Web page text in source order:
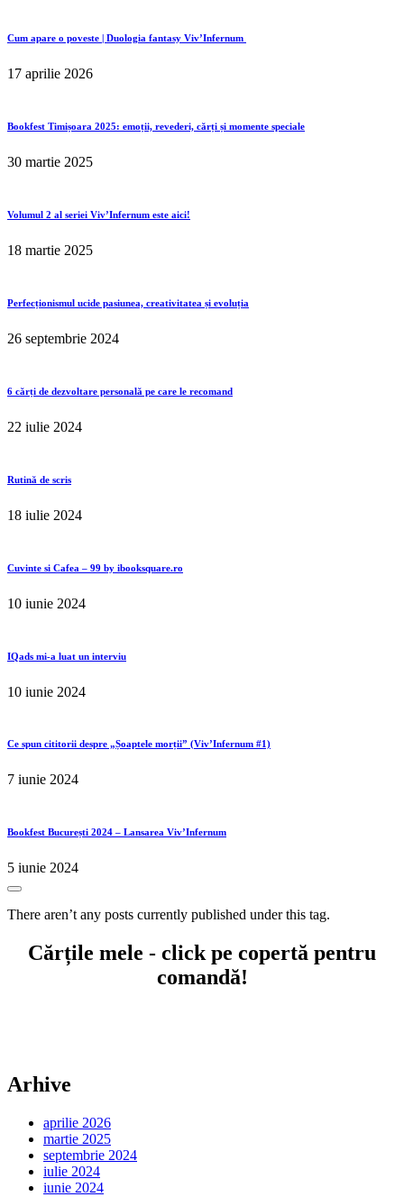
Cum apare o poveste | Duologia fantasy Viv’Infernum
17 aprilie 2026
Bookfest Timișoara 2025: emoții, revederi, cărți și momente speciale
30 martie 2025
Volumul 2 al seriei Viv’Infernum este aici!
18 martie 2025
Perfecționismul ucide pasiunea, creativitatea și evoluția
26 septembrie 2024
6 cărți de dezvoltare personală pe care le recomand
22 iulie 2024
Rutină de scris
18 iulie 2024
Cuvinte si Cafea – 99 by ibooksquare.ro
10 iunie 2024
IQads mi-a luat un interviu
10 iunie 2024
Ce spun cititorii despre „Șoaptele morții” (Viv’Infernum #1)
7 iunie 2024
Bookfest București 2024 – Lansarea Viv’Infernum
5 iunie 2024
There aren’t any posts currently published under this tag.
Cărțile mele - click pe copertă pentru
comandă!
Arhive
aprilie 2026
martie 2025
septembrie 2024
iulie 2024
iunie 2024